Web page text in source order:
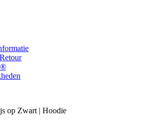
op Zwart | Hoodie